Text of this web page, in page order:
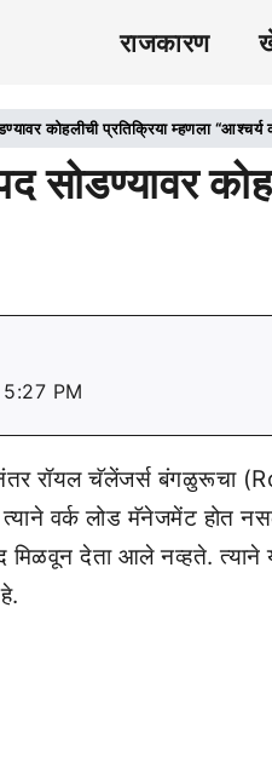
राजकारण
कोहलीची प्रतिक्रिया म्हणला “आश्चर्य
सोडण्यावर
PM
रॉयल चॅलेंजर्स
त्याने वर्क लोड मॅनेजमेंट होत
देता आले नव्हते. त्याने